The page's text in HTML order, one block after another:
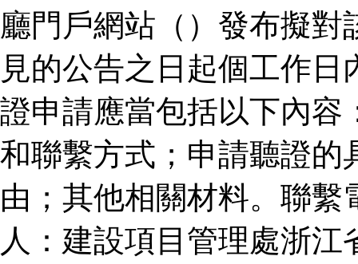
廳門戶網站（）發布擬
見的公告之日起個工作
證申請應當包括以下內容
和聯繫方式；申請聽證的
由；其他相關材料。聯
人：建設項目管理處浙